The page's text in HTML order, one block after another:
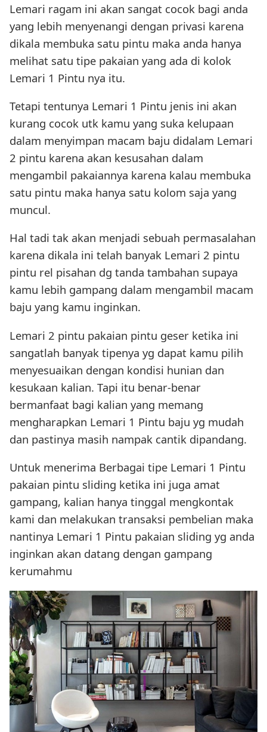
Lemari ragam ini akan sangat cocok bagi anda
yang lebih menyenangi dengan privasi karena
dikala membuka satu pintu maka anda hanya
melihat satu tipe pakaian yang ada di kolok
Lemari 1 Pintu nya itu.
Tetapi tentunya Lemari 1 Pintu jenis ini akan
kurang cocok utk kamu yang suka kelupaan
dalam menyimpan macam baju didalam Lemari
2 pintu karena akan kesusahan dalam
mengambil pakaiannya karena kalau membuka
satu pintu maka hanya satu kolom saja yang
muncul.
Hal tadi tak akan menjadi sebuah permasalahan
karena dikala ini telah banyak Lemari 2 pintu
pintu rel pisahan dg tanda tambahan supaya
kamu lebih gampang dalam mengambil macam
baju yang kamu inginkan.
Lemari 2 pintu pakaian pintu geser ketika ini
sangatlah banyak tipenya yg dapat kamu pilih
menyesuaikan dengan kondisi hunian dan
kesukaan kalian. Tapi itu benar-benar
bermanfaat bagi kalian yang memang
mengharapkan Lemari 1 Pintu baju yg mudah
dan pastinya masih nampak cantik dipandang.
Untuk menerima Berbagai tipe Lemari 1 Pintu
pakaian pintu sliding ketika ini juga amat
gampang, kalian hanya tinggal mengkontak
kami dan melakukan transaksi pembelian maka
nantinya Lemari 1 Pintu pakaian sliding yg anda
inginkan akan datang dengan gampang
kerumahmu